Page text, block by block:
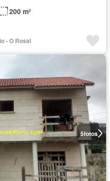
200 m²
- O Rosal
5fotos